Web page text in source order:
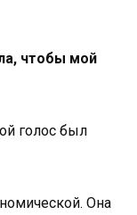
чтобы мой
голос был
Она